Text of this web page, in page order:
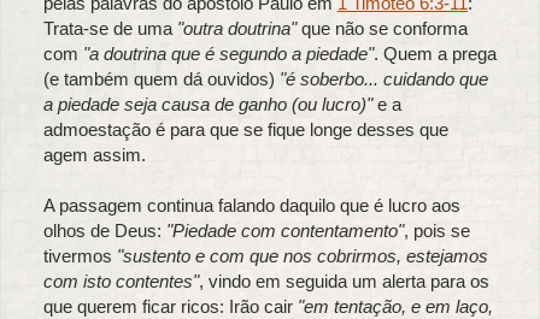
Trata-se de uma "outra doutrina"que não se conforma
com "a doutrina que é segundo a piedade". Quem a prega
(e também quem dá ouvidos) "é soberbo... cuidando que
a piedade seja causa de ganho (ou lucro)"e a
admoestação é para que se fique longe desses que
agem assim.
A passagem continua falando daquilo que é lucro aos
olhos de Deus: "Piedade com contentamento", pois se
tivermos "sustento e com que nos cobrirmos, estejamos
com isto contentes", vindo em seguida um alerta para os
que querem ficar ricos: Irão cair "em tentação, e em laço,